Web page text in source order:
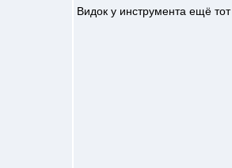
Видок у инструмента ещё тот